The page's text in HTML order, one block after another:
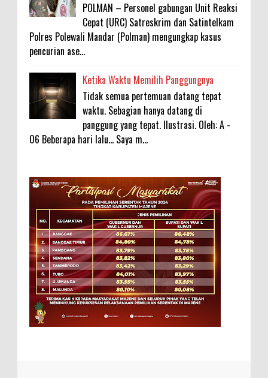
POLMAN – Personel gabungan Unit Reaksi
Cepat (URC) Satreskrim dan Satintelkam
Polres Polewali Mandar (Polman) mengungkap kasus
pencurian ase...
Ketika Waktu Memilih Panggungnya
Tidak semua pertemuan datang tepat
waktu. Sebagian hanya datang di
panggung yang tepat. Ilustrasi. Oleh: A -
06 Beberapa hari lalu... Saya m...